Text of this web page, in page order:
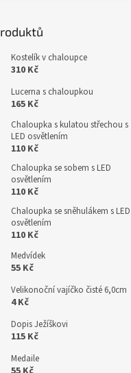
Kostelík v chaloupce
310 Kč
Lucerna s chaloupkou
165 Kč
Chaloupka s kulatou střechou s
LED osvětlením
110 Kč
Chaloupka se sobem s LED
osvětlením
110 Kč
Chaloupka se sněhulákem s LED
osvětlením
110 Kč
Medvídek
55 Kč
Velikonoční vajíčko čisté 6,0cm
4 Kč
Dopis Ježíškovi
115 Kč
Medaile